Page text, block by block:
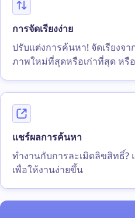
การจัดเรียงง่าย
ปรับแต่งการค้นหา! จัดเรียงจ
ภาพใหม่ที่สุดหรือเก่าที่สุด หรื
แชร์ผลการค้นหา
ทำงานกับการละเมิดลิขสิทธิ์
เพื่อให้งานง่ายขึ้น